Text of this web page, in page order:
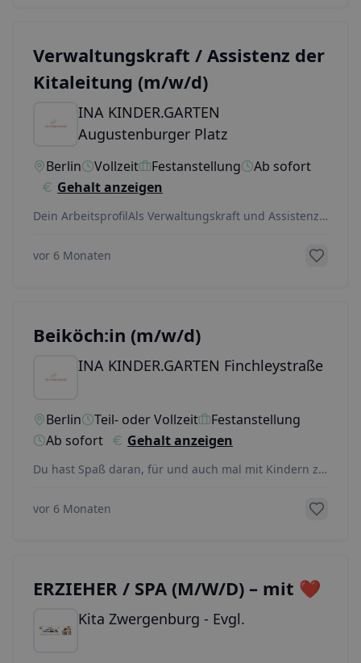
Verwaltungskraft / Assistenz der
Kitaleitung (m/w/d)
INA KINDER.GARTEN
Augustenburger Platz
Berlin Vollzeit Festanstellung
Ab sofort
Gehalt anzeigen
Dein ArbeitsprofilAls Verwaltungskraft und Assistenz
vor 6 Monaten
Beiköch:in (m/w/d)
INA KINDER.GARTEN Finchleystraße
Berlin Teil- oder Vollzeit
Festanstellung
Ab sofort
Gehalt anzeigen
Du hast Spaß daran, für und auch mal mit Kindern zu
vor 6 Monaten
ERZIEHER / SPA (M/W/D) – mit ❤️
Kita Zwergenburg - Evgl.